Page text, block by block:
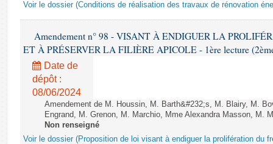
Voir le dossier (Conditions de réalisation des travaux de rénovation
Amendement n° 98 - VISANT À ENDIGUER LA
ET À PRÉSERVER LA FILIÈRE APICOLE - 1ère lecture
Date de
dépôt :
08/06/2024
Amendement de M. Houssin, M. Barth&#232;s, M. Blairy, M.
Engrand, M. Grenon, M. Marchio, Mme Alexandra Masson, M.
Non renseigné
Voir le dossier (Proposition de loi visant à endiguer la prolifération du